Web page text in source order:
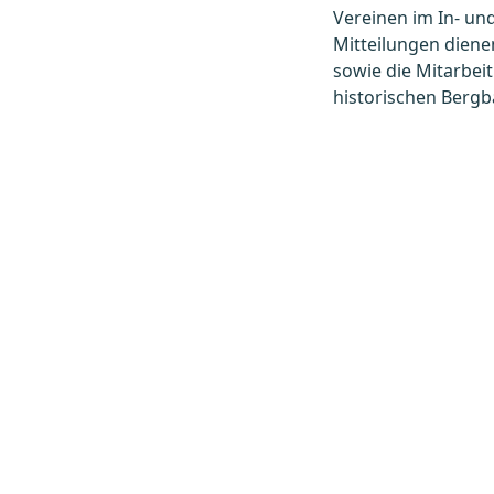
Vereinen im In-
Mitteilungen
sowie die
historischen